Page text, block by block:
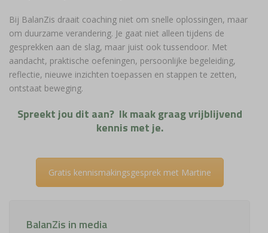
Bij BalanZis draait coaching niet om snelle oplossingen, maar
om duurzame verandering. Je gaat niet alleen tijdens de
gesprekken aan de slag, maar juist ook tussendoor. Met
aandacht, praktische oefeningen, persoonlijke begeleiding,
reflectie, nieuwe inzichten toepassen en stappen te zetten,
ontstaat beweging.
Spreekt jou dit aan? Ik maak graag vrijblijvend
kennis met je.
Gratis kennismakingsgesprek met Martine
BalanZis in media